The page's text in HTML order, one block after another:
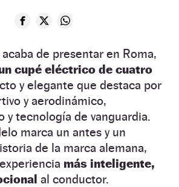
de presentar en Roma,
cupé eléctrico de cuatro
y elegante que destaca por
y aerodinámico,
y tecnología de vanguardia.
marca un antes y un
de la marca alemana,
más inteligente,
al conductor.